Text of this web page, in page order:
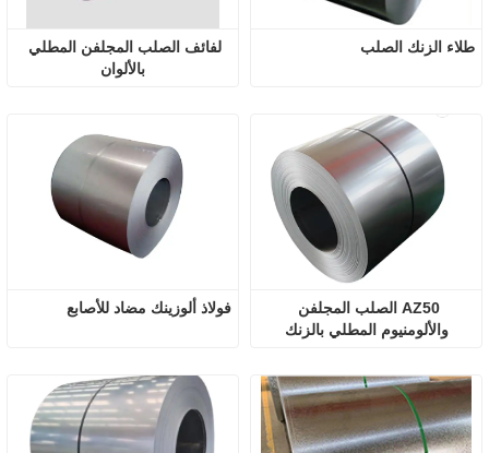
بالألوان
طلاء الزنك الصلب
فولاذ ألوزينك مضاد للأصابع
والألومنيوم المطلي بالزنك